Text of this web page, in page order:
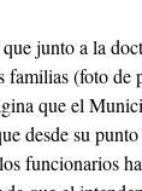
junto a la
familias (foto de
que el
desde su
funcionarios